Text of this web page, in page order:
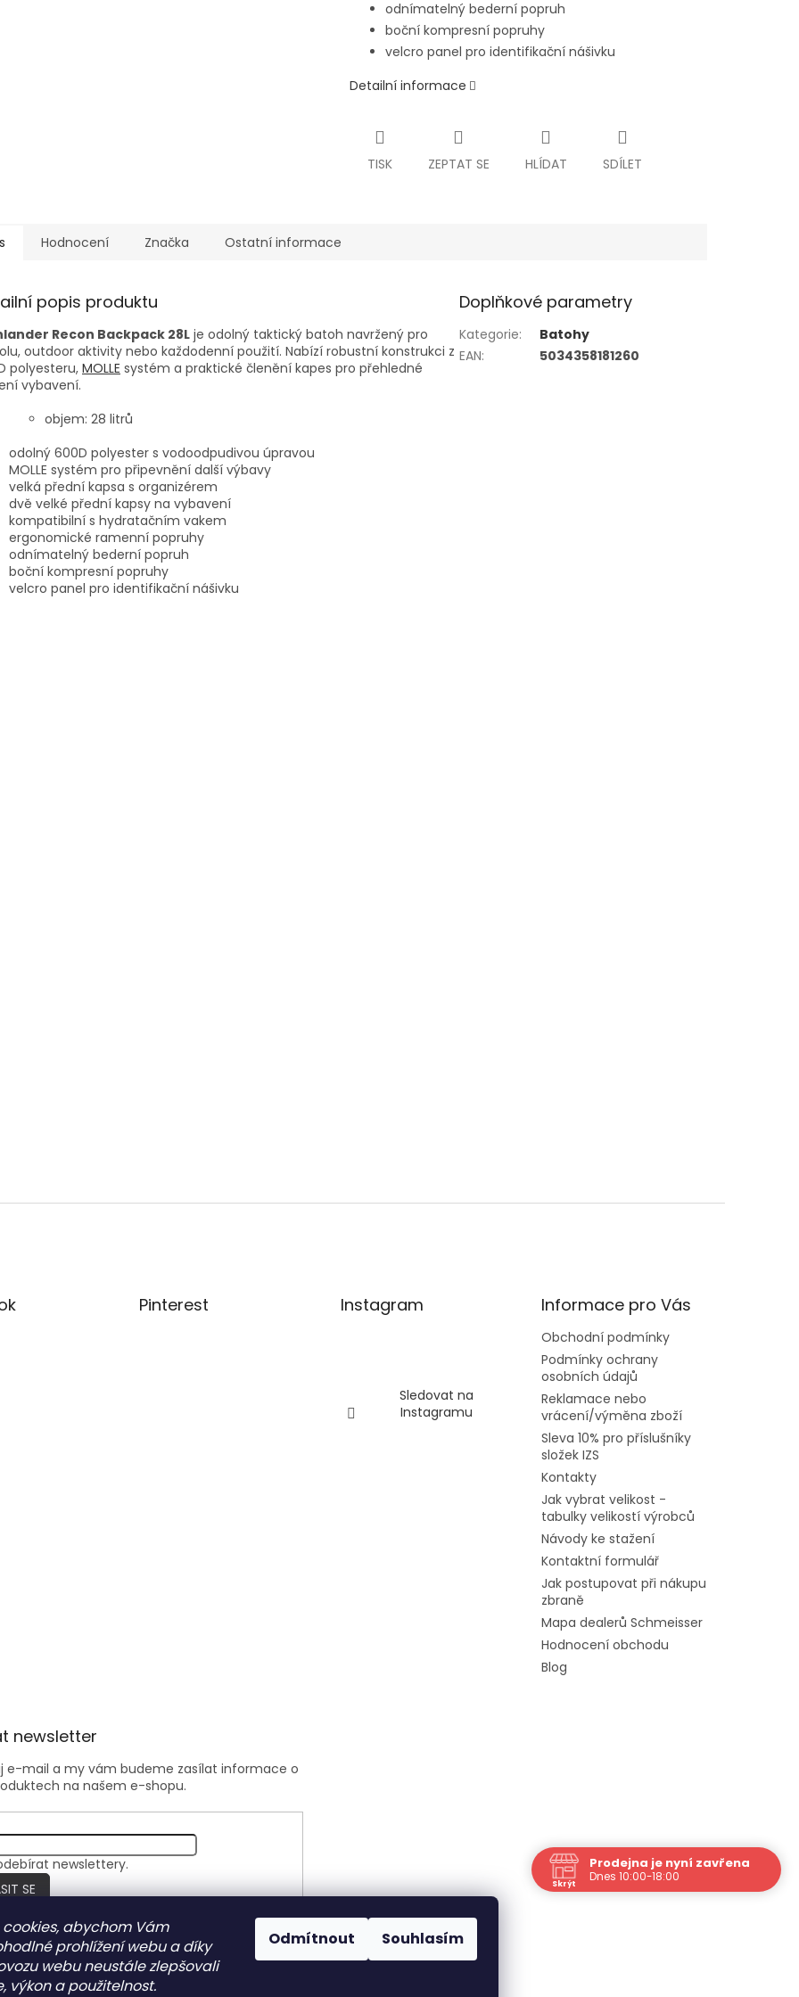
cookies, abychom Vám
prohlížení webu a díky
webu neustále zlepšovali
výkon a použitelnost.
Odmítnout Souhlasím
odnímatelný bederní popruh
boční kompresní popruhy
velcro panel pro identifikační nášivku
Detailní informace
TISK ZEPTAT SE HLÍDAT SDÍLET
Hodnocení Značka Ostatní informace
popis produktu
Recon Backpack 28L je odolný taktický batoh navržený pro
outdoor aktivity nebo každodenní použití. Nabízí robustní konstrukci z
polyesteru,MOLLE systém a praktické členění kapes pro přehledné
vybavení.
objem: 28 litrů
odolný 600D polyester s vodoodpudivou úpravou
MOLLE systém pro připevnění další výbavy
velká přední kapsa s organizérem
dvě velké přední kapsy na vybavení
kompatibilní s hydratačním vakem
ergonomické ramenní popruhy
odnímatelný bederní popruh
boční kompresní popruhy
velcro panel pro identifikační nášivku
Doplňkové parametry
Kategorie:
Batohy
EAN: 5034358181260
Pinterest Instagram
Sledovat na
Instagramu
Informace pro Vás
Obchodní podmínky
Podmínky ochrany
osobních údajů
Reklamace nebo
vrácení/výměna zboží
Sleva 10% pro příslušníky
složek IZS
Kontakty
Jak vybrat velikost -
tabulky velikostí výrobců
Návody ke stažení
Kontaktní formulář
Jak postupovat při nákupu
zbraně
Mapa dealerů Schmeisser
Hodnocení obchodu
Blog
newsletter
e-mail a my vám budeme zasílat informace o
na našem e-shopu.
newslettery.
SE
Nite Ize Czech
Prodejna je nyní zavřena
Dnes 10:00-18:00
Skrýt